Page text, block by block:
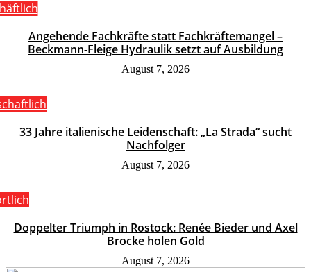
Angehende Fachkräfte statt Fachkräftemangel –
Beckmann-Fleige Hydraulik setzt auf Ausbildung
August 7, 2026
33 Jahre italienische Leidenschaft: „La Strada“ sucht
Nachfolger
August 7, 2026
Doppelter Triumph in Rostock: Renée Bieder und Axel
Brocke holen Gold
August 7, 2026